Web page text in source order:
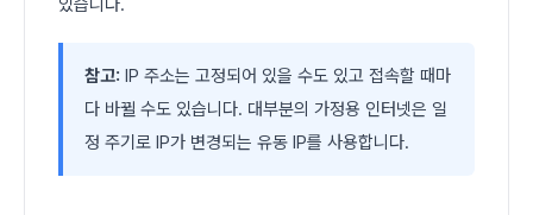
참고: IP 주소는 고정되어 있을 수도 있고 접속할 때마
다 바뀔 수도 있습니다. 대부분의 가정용 인터넷은 일
정 주기로 IP가 변경되는 유동 IP를 사용합니다.